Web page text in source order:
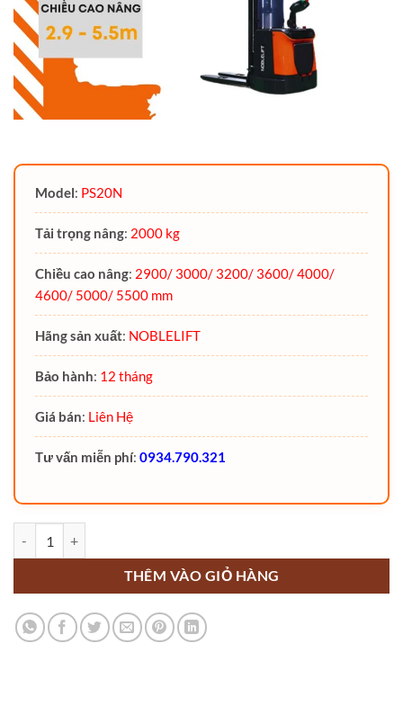
Model: PS20N
Tải trọng nâng: 2000 kg
Chiều cao nâng: 2900/ 3000/ 3200/ 3600/ 4000/
4600/ 5000/ 5500 mm
Hãng sản xuất: NOBLELIFT
Bảo hành: 12 tháng
Giá bán: Liên Hệ
Tư vấn miễn phí: 0934.790.321
THÊM VÀO GIỎ HÀNG